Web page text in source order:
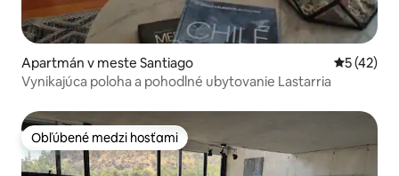
Apartmán v meste Santiago
5 (42)
Vynikajúca poloha a pohodlné ubytovanie Lastarria
Obľúbené medzi hosťami
Obľúbené medzi hosťami